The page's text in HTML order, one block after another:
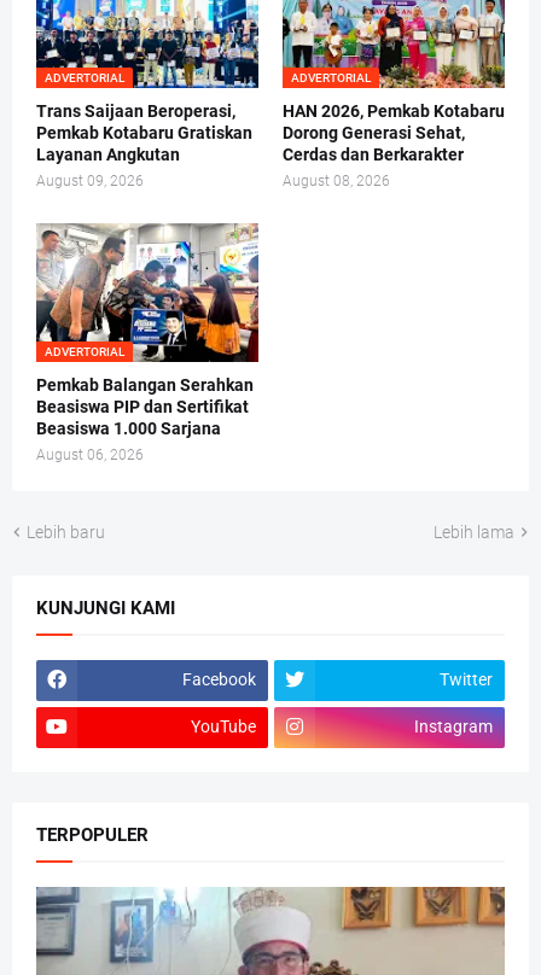
ADVERTORIAL
Trans Saijaan Beroperasi,
Pemkab Kotabaru Gratiskan
Layanan Angkutan
August 09, 2026
ADVERTORIAL
HAN 2026, Pemkab Kotabaru
Dorong Generasi Sehat,
Cerdas dan Berkarakter
August 08, 2026
ADVERTORIAL
Pemkab Balangan Serahkan
Beasiswa PIP dan Sertifikat
Beasiswa 1.000 Sarjana
August 06, 2026
Lebih baru Lebih lama
KUNJUNGI KAMI
Facebook Twitter
YouTube Instagram
TERPOPULER